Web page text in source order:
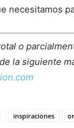
necesitamos
o
la siguiente
inspiraciones